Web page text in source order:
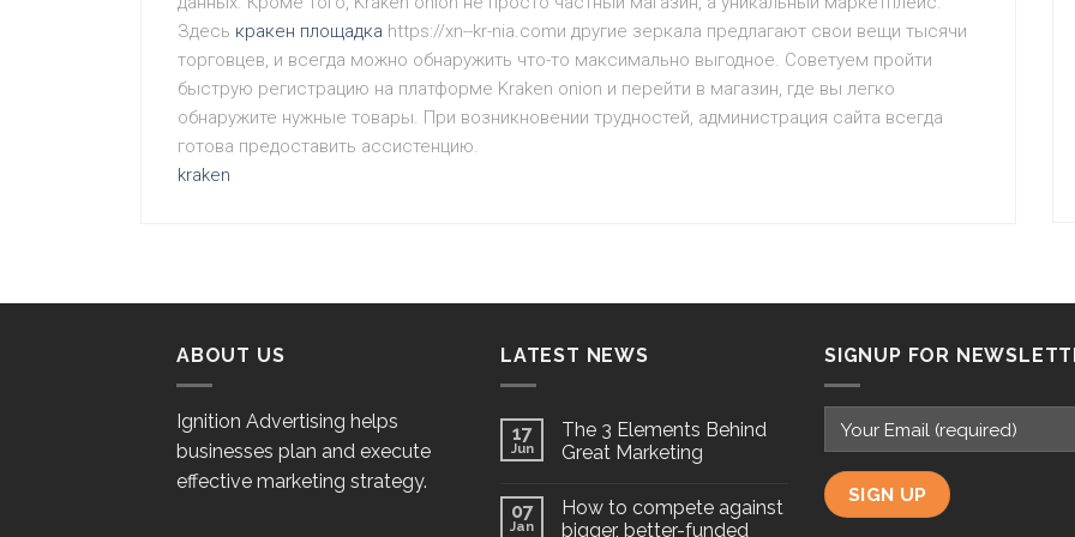
Здесь кракен площадка https://xn--kr-nia.comи другие зеркала предлагают свои вещи тысячи
торговцев, и всегда можно обнаружить что-то максимально выгодное. Советуем пройти
быструю регистрацию на платформе Kraken onion и перейти в магазин, где вы легко
обнаружите нужные товары. При возникновении трудностей, администрация сайта всегда
готова предоставить ассистенцию.
kraken
ABOUT US
Ignition Advertising helps
businesses plan and execute
effective marketing strategy.
LATEST NEWS
17
Jun
The 3 Elements Behind
Great Marketing
07
Jan
How to compete against
bigger, better-funded
SIGNUP FOR